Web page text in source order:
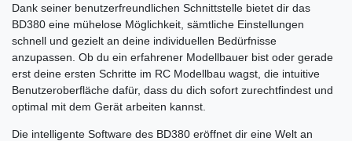
Dank seiner benutzerfreundlichen Schnittstelle bietet dir das
BD380 eine mühelose Möglichkeit, sämtliche Einstellungen
schnell und gezielt an deine individuellen Bedürfnisse
anzupassen. Ob du ein erfahrener Modellbauer bist oder gerade
erst deine ersten Schritte im RC Modellbau wagst, die intuitive
Benutzeroberfläche dafür, dass du dich sofort zurechtfindest und
optimal mit dem Gerät arbeiten kannst.
Die intelligente Software des BD380 eröffnet dir eine Welt an